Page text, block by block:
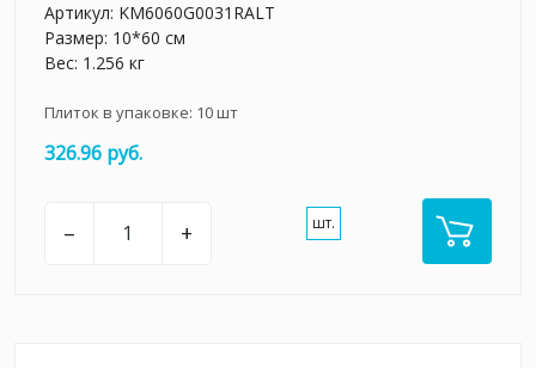
Артикул: KM6060G0031RALT
Размер: 10*60 см
Вес: 1.256 кг
Плиток в упаковке: 10шт
326.96 руб.
– + шт.